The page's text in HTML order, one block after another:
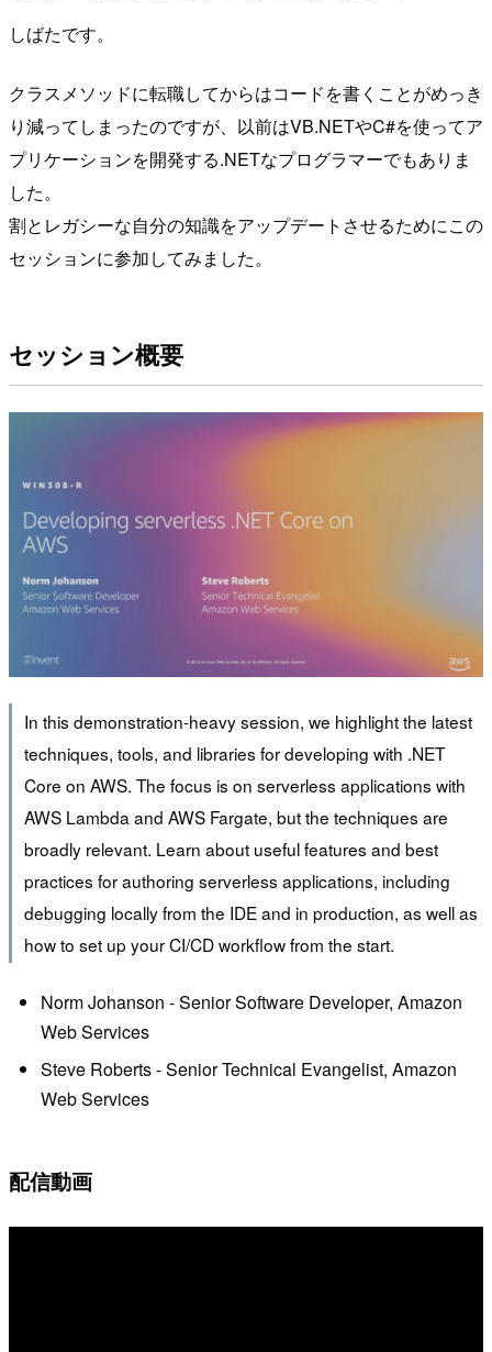
しばたです。
クラスメソッドに転職してからはコードを書くことがめっき
り減ってしまったのですが、以前はVB.NETやC#を使ってア
プリケーションを開発する.NETなプログラマーでもありま
した。
割とレガシーな自分の知識をアップデートさせるためにこの
セッションに参加してみました。
セッション概要
In this demonstration-heavy session, we highlight the latest
techniques, tools, and libraries for developing with .NET
Core on AWS. The focus is on serverless applications with
AWS Lambda and AWS Fargate, but the techniques are
broadly relevant. Learn about useful features and best
practices for authoring serverless applications, including
debugging locally from the IDE and in production, as well as
how to set up your CI/CD workflow from the start.
Norm Johanson - Senior Software Developer, Amazon
Web Services
Steve Roberts - Senior Technical Evangelist, Amazon
Web Services
配信動画